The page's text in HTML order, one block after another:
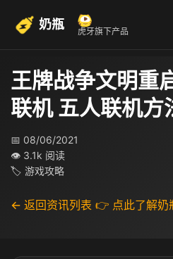
奶瓶 虎牙旗下产品
王牌战争文明重
联机 五人联机方
📅 08/06/2021
👁 3.1k 阅读
🏷 游戏攻略
← 返回资讯列表 👉 点此了解奶